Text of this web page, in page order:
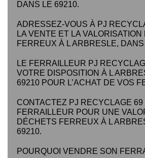
DANS LE 69210.
ADRESSEZ-VOUS À PJ
LA VENTE ET LA
FERREUX À L ARBRESLE,
LE FERRAILLEUR PJ
VOTRE DISPOSITION À L
69210 POUR L’ACHAT DE VOS
CONTACTEZ PJ RECYCLAGE 69
FERRAILLEUR POUR UNE
DÉCHETS FERREUX À L
69210.
POURQUOI VENDRE SON